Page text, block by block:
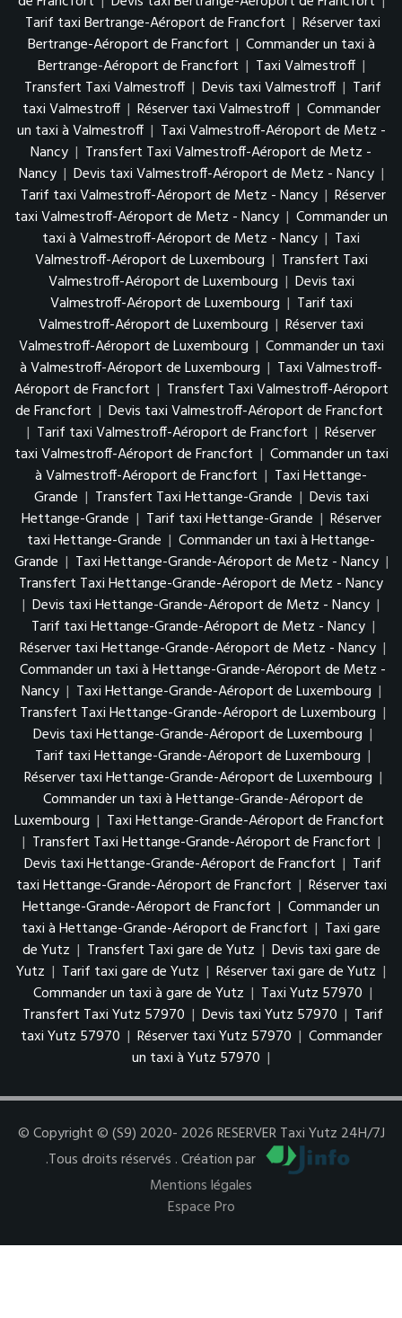
Tarif taxi Bertrange-Aéroport de Francfort | Réserver taxi
Bertrange-Aéroport de Francfort | Commander un taxi à
Bertrange-Aéroport de Francfort | Taxi Valmestroff |
Transfert Taxi Valmestroff | Devis taxi Valmestroff | Tarif
taxi Valmestroff | Réserver taxi Valmestroff | Commander
un taxi à Valmestroff | Taxi Valmestroff-Aéroport de Metz -
Nancy | Transfert Taxi Valmestroff-Aéroport de Metz -
Nancy | Devis taxi Valmestroff-Aéroport de Metz - Nancy |
Tarif taxi Valmestroff-Aéroport de Metz - Nancy | Réserver
taxi Valmestroff-Aéroport de Metz - Nancy | Commander un
taxi à Valmestroff-Aéroport de Metz - Nancy | Taxi
Valmestroff-Aéroport de Luxembourg | Transfert Taxi
Valmestroff-Aéroport de Luxembourg | Devis taxi
Valmestroff-Aéroport de Luxembourg | Tarif taxi
Valmestroff-Aéroport de Luxembourg | Réserver taxi
Valmestroff-Aéroport de Luxembourg | Commander un taxi
à Valmestroff-Aéroport de Luxembourg | Taxi Valmestroff-
Aéroport de Francfort | Transfert Taxi Valmestroff-Aéroport
de Francfort | Devis taxi Valmestroff-Aéroport de Francfort
| Tarif taxi Valmestroff-Aéroport de Francfort | Réserver
taxi Valmestroff-Aéroport de Francfort | Commander un taxi
à Valmestroff-Aéroport de Francfort | Taxi Hettange-
Grande | Transfert Taxi Hettange-Grande | Devis taxi
Hettange-Grande | Tarif taxi Hettange-Grande | Réserver
taxi Hettange-Grande | Commander un taxi à Hettange-
Grande | Taxi Hettange-Grande-Aéroport de Metz - Nancy |
Transfert Taxi Hettange-Grande-Aéroport de Metz - Nancy
| Devis taxi Hettange-Grande-Aéroport de Metz - Nancy |
Tarif taxi Hettange-Grande-Aéroport de Metz - Nancy |
Réserver taxi Hettange-Grande-Aéroport de Metz - Nancy |
Commander un taxi à Hettange-Grande-Aéroport de Metz -
Nancy | Taxi Hettange-Grande-Aéroport de Luxembourg |
Transfert Taxi Hettange-Grande-Aéroport de Luxembourg |
Devis taxi Hettange-Grande-Aéroport de Luxembourg |
Tarif taxi Hettange-Grande-Aéroport de Luxembourg |
Réserver taxi Hettange-Grande-Aéroport de Luxembourg |
Commander un taxi à Hettange-Grande-Aéroport de
Luxembourg | Taxi Hettange-Grande-Aéroport de Francfort
| Transfert Taxi Hettange-Grande-Aéroport de Francfort |
Devis taxi Hettange-Grande-Aéroport de Francfort | Tarif
taxi Hettange-Grande-Aéroport de Francfort | Réserver taxi
Hettange-Grande-Aéroport de Francfort | Commander un
taxi à Hettange-Grande-Aéroport de Francfort | Taxi gare
de Yutz | Transfert Taxi gare de Yutz | Devis taxi gare de
Yutz | Tarif taxi gare de Yutz | Réserver taxi gare de Yutz |
Commander un taxi à gare de Yutz | Taxi Yutz 57970 |
Transfert Taxi Yutz 57970 | Devis taxi Yutz 57970 | Tarif
taxi Yutz 57970 | Réserver taxi Yutz 57970 | Commander
un taxi à Yutz 57970 |
© Copyright © (S9) 2020- 2026 RESERVER Taxi Yutz 24H/7J
.Tous droits réservés . Création par
Mentions légales
Espace Pro